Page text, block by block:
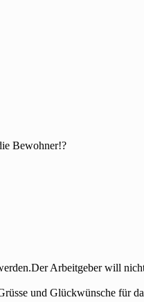
Bewohner!?
Arbeitgeber will
und Glückwünsche für